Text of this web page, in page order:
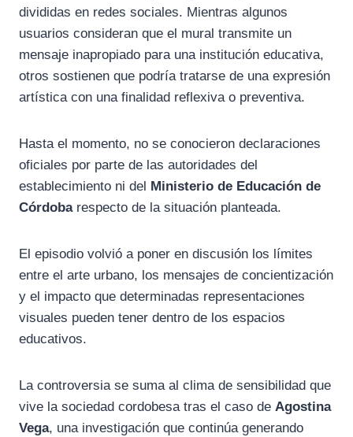
divididas en redes sociales. Mientras algunos
usuarios consideran que el mural transmite un
mensaje inapropiado para una institución educativa,
otros sostienen que podría tratarse de una expresión
artística con una finalidad reflexiva o preventiva.
Hasta el momento, no se conocieron declaraciones
oficiales por parte de las autoridades del
establecimiento ni del Ministerio de Educación de
Córdobarespecto de la situación planteada.
El episodio volvió a poner en discusión los límites
entre el arte urbano, los mensajes de concientización
y el impacto que determinadas representaciones
visuales pueden tener dentro de los espacios
educativos.
La controversia se suma al clima de sensibilidad que
vive la sociedad cordobesa tras el caso de Agostina
Vega, una investigación que continúa generando